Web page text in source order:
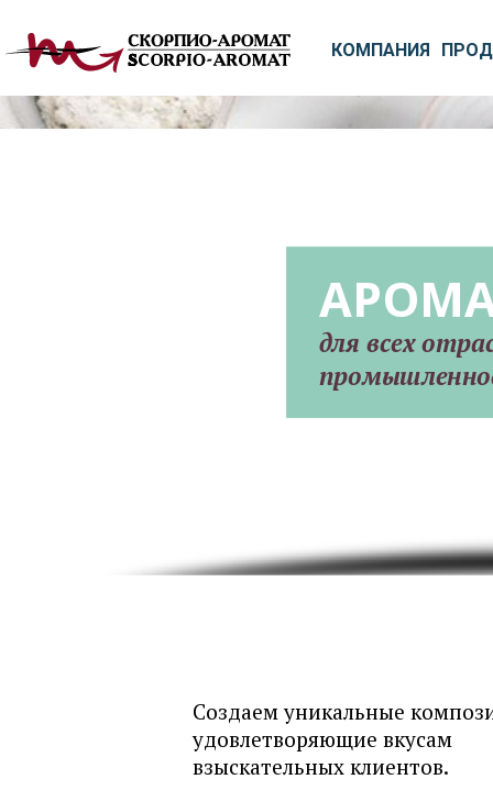
КОМПАНИЯ
для всех
Создаем уникальные
удовлетворяющие вкусам
взыскательных клиентов.